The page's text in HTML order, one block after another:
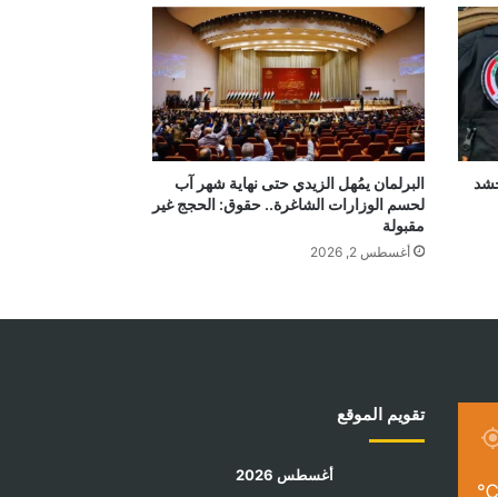
البرلمان يمُهل الزيدي حتى نهاية شهر آب
لحسم الوزارات الشاغرة.. حقوق: الحجج غير
مقبولة
أغسطس 2, 2026
℃
تقويم الموقع
أغسطس 2026